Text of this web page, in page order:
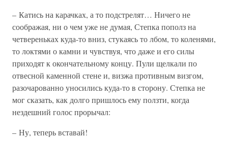
– Катись на карачках, а то подстрелят… Ничего не
соображая, ни о чем уже не думая, Степка пополз на
четвереньках куда-то вниз, стукаясь то лбом, то коленями,
то локтями о камни и чувствуя, что даже и его силы
приходят к окончательному концу. Пули щелкали по
отвесной каменной стене и, визжа противным визгом,
разочарованно уносились куда-то в сторону. Степка не
мог сказать, как долго пришлось ему ползти, когда
нездешний голос прорычал:
– Ну, теперь вставай!